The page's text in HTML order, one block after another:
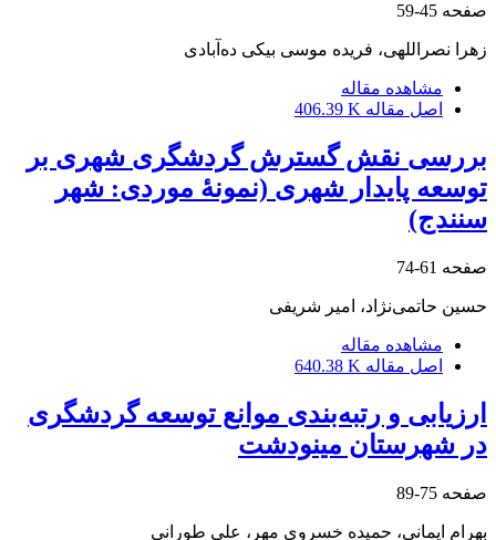
صفحه 45-59
زهرا نصراللهی، فریده موسی بیکی ده‌آبادی
مشاهده مقاله
اصل مقاله 406.39 K
بررسی نقش گسترش گردشگری شهری بر
توسعه پایدار شهری (نمونۀ موردی: شهر
سنندج)
صفحه 61-74
حسین حاتمی‌نژاد، امیر شریفی
مشاهده مقاله
اصل مقاله 640.38 K
ارزیابی و رتبه‌بندی موانع توسعه گردشگری
در شهرستان مینودشت
صفحه 75-89
بهرام ایمانی، حمیده خسروی مهر، علی طورانی